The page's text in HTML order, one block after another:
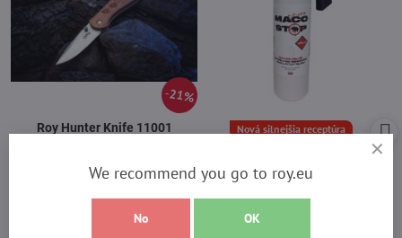
21%
Roy Hunter Knife 11001
Skladom - odosielame ihneď
14,90 €
Pridať do košíka
Nová silnejšia receptúra
Najsilnejší sprej na medvede
MACO STOP Extreme 300ml
hmla
Najpredávanejší a najúčinnejší
We recommend you go to roy.eu
No OK